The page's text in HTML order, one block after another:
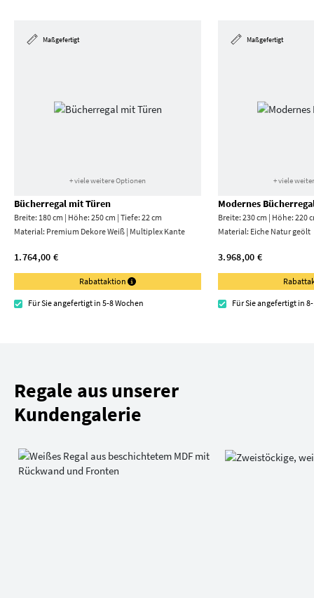
Maßgefertigt
+ viele weitere Optionen
Bücherregal mit Türen
Breite: 180 cm | Höhe: 250 cm | Tiefe: 22 cm
Material: Premium Dekore Weiß | Multiplex Kante
1.764,00 €
Rabattaktion
Für Sie angefertigt in 5-8 Wochen
Maßgefertigt
+ viele
Modernes
Breite: 230 cm | Höhe: 220
Material: Eiche Natur geölt
3.968,00 €
Für Sie angefertigt in
Regale aus unserer
Kundengalerie